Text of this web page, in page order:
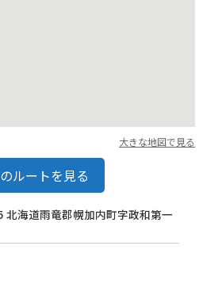
大きな地図で見る
ルートを見る
北海道雨竜郡幌加内町字政和第一